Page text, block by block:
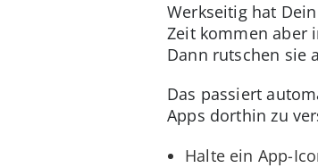
Werkseitig hat
Zeit kommen aber
Dann rutschen sie
Das passiert
Apps dorthin zu
Halte ein App-